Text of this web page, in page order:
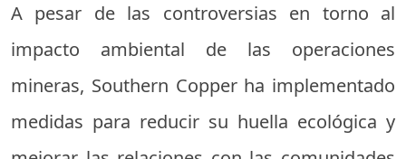
A pesar de las controversias en torno al
impacto ambiental de las operaciones
mineras, Southern Copper ha implementado
medidas para reducir su huella ecológica y